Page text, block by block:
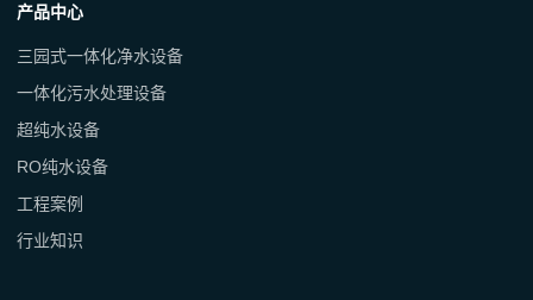
产品中心
三园式一体化净水设备
一体化污水处理设备
超纯水设备
RO纯水设备
工程案例
行业知识